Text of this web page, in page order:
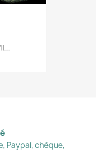
Paypal, chèque,